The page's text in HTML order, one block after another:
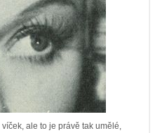
ale to je právě tak umělé,